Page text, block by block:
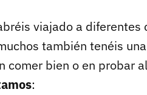
viajado a diferentes
también tenéis
comer bien o en probar
: